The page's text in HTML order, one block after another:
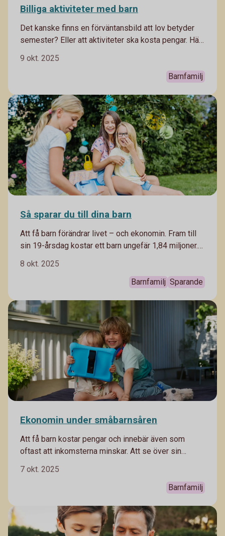
Billiga aktiviteter med barn
Det kanske finns en förväntansbild att lov betyder
semester? Eller att aktiviteter ska kosta pengar. Här
som inte kostar så mycket.
9 okt. 2025
Barnfamilj
Så sparar du till dina barn
Att få barn förändrar livet – och ekonomin. Fram till
sin 19-årsdag kostar ett barn ungefär 1,84 miljoner.
sparar smart till dina barn.
8 okt. 2025
Barnfamilj Sparande
Ekonomin under småbarnsåren
Att få barn kostar pengar och innebär även som
oftast att inkomsterna minskar. Att se över sin
till familjen är en klok sak. Gör en budget över
nuvarande inkomster och utgifter, och se hur den
7 okt. 2025
Barnfamilj